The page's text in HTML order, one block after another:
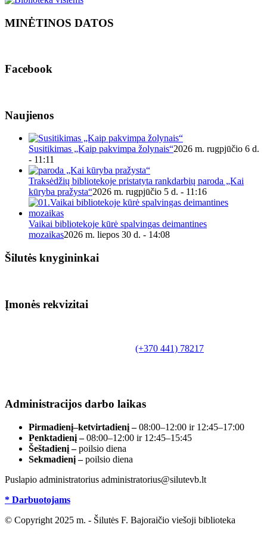
MINĖTINOS DATOS
Facebook
Naujienos
Susitikimas „Kaip pakvimpa žolynais“2026 m. rugpjūčio 6 d.
- 11:11
Traksėdžių bibliotekoje pristatyta rankdarbių paroda „Kai
kūryba pražysta“2026 m. rugpjūčio 5 d. - 11:16
Vaikai bibliotekoje kūrė spalvingas deimantines
mozaikas2026 m. liepos 30 d. - 14:08
Šilutės knygininkai
Įmonės rekvizitai
(+370 441) 78217
Administracijos darbo laikas
Pirmadienį–ketvirtadienį –08:00–12:00 ir 12:45–17:00
Penktadienį –08:00–12:00 ir 12:45–15:45
Šeštadienį –poilsio diena
Sekmadienį –poilsio diena
Puslapio administratorius administratorius@silutevb.lt
* Darbuotojams
© Copyright 2025 m. - Šilutės F. Bajoraičio viešoji biblioteka